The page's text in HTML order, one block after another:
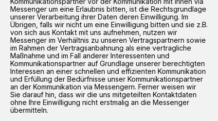
Messenger um eine Erlaubnis bitten, ist die Rechtsgrundlage
unserer Verarbeitung ihrer Daten deren Einwilligung. Im
Übrigen, falls wir nicht um eine Einwilligung bitten und sie z.B.
von sich aus Kontakt mit uns aufnehmen, nutzen wir
Messenger im Verhältnis zu unseren Vertragspartnern sowie
im Rahmen der Vertragsanbahnung als eine vertragliche
Maßnahme und im Fall anderer Interessenten und
Kommunikationspartner auf Grundlage unserer berechtigten
Interessen an einer schnellen und effizienten Kommunikation
und Erfüllung der Bedürfnisse unser Kommunikationspartner
an der Kommunikation via Messengern. Ferner weisen wir
Sie darauf hin, dass wir die uns mitgeteilten Kontaktdaten
ohne Ihre Einwilligung nicht erstmalig an die Messenger
übermitteln.